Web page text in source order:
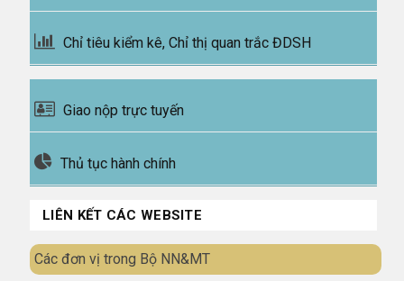
Chỉ tiêu kiểm kê, Chỉ thị quan trắc ĐDSH
Giao nộp trực tuyến
Thủ tục hành chính
LIÊN KẾT CÁC WEBSITE
Các đơn vị trong Bộ NN&MT